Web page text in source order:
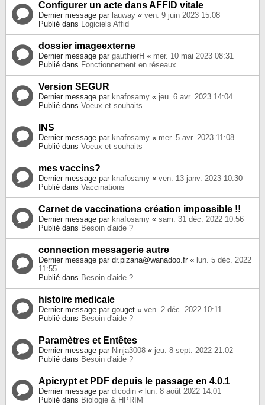
Configurer un acte dans AFFID vitale
Dernier message par lauway « ven. 9 juin 2023 15:08
Publié dans Logiciels Affid
dossier imageexterne
Dernier message par gauthierH « mer. 10 mai 2023 08:31
Publié dans Fonctionnement en réseaux
Version SEGUR
Dernier message par knafosamy « jeu. 6 avr. 2023 14:04
Publié dans Voeux et souhaits
INS
Dernier message par knafosamy « mer. 5 avr. 2023 11:08
Publié dans Voeux et souhaits
mes vaccins?
Dernier message par knafosamy « ven. 13 janv. 2023 10:30
Publié dans Vaccinations
Carnet de vaccinations création impossible !!
Dernier message par knafosamy « sam. 31 déc. 2022 10:56
Publié dans Besoin d'aide ?
connection messagerie autre
Dernier message par dr.pizana@wanadoo.fr « lun. 5 déc. 2022
11:55
Publié dans Besoin d'aide ?
histoire medicale
Dernier message par gouget « ven. 2 déc. 2022 10:11
Publié dans Besoin d'aide ?
Paramètres et Entêtes
Dernier message par Ninja3008 « jeu. 8 sept. 2022 21:02
Publié dans Besoin d'aide ?
Apicrypt et PDF depuis le passage en 4.0.1
Dernier message par dicodin « lun. 8 août 2022 14:01
Publié dans Biologie & HPRIM